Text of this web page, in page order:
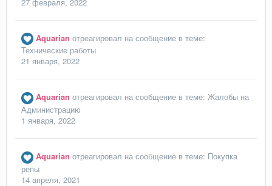
Aquarian отреагировал на сообщение в теме:
Технические работы
21 января, 2022
Aquarian отреагировал на сообщение в теме: Жалобы на
Администрацию
1 января, 2022
Aquarian отреагировал на сообщение в теме: Покупка
репы
14 апреля, 2021